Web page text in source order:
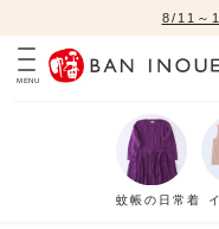
8/11～
MENU
蚊帳の日常着